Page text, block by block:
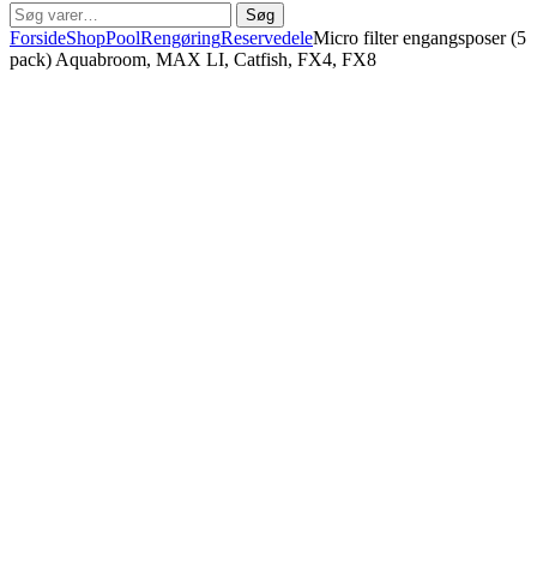
Søg
efter:
Søg
ForsideShopPoolRengøringReservedeleMicro filter engangsposer (5
pack) Aquabroom, MAX LI, Catfish, FX4, FX8